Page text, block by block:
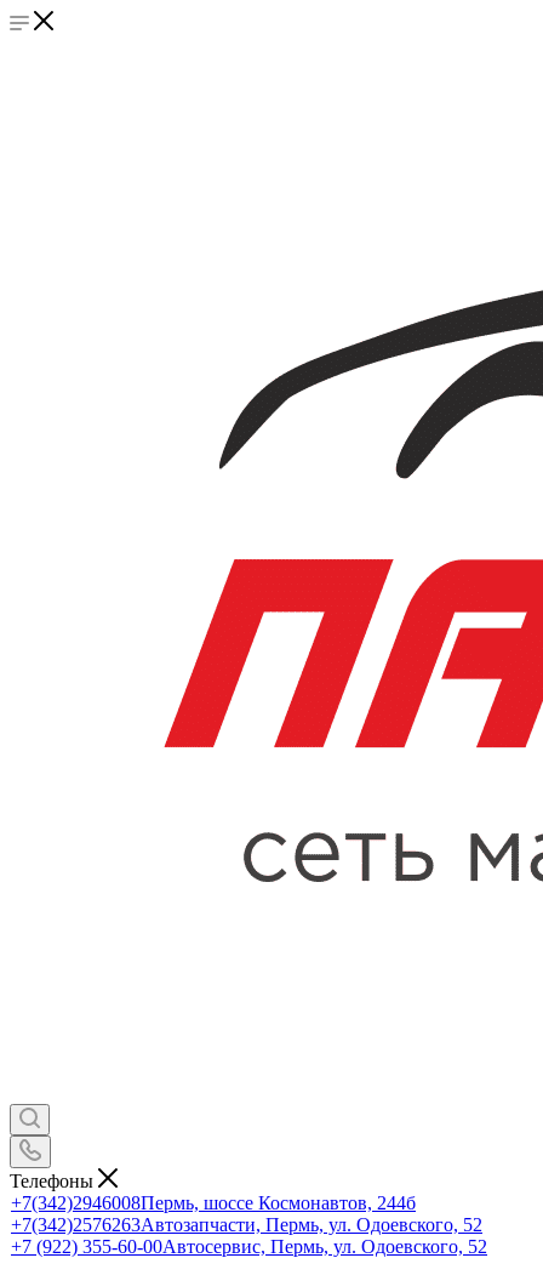
Телефоны
+7(342)2946008Пермь, шоссе Космонавтов, 244б
+7(342)2576263Автозапчасти, Пермь, ул. Одоевского, 52
+7 (922) 355-60-00Автосервис, Пермь, ул. Одоевского, 52